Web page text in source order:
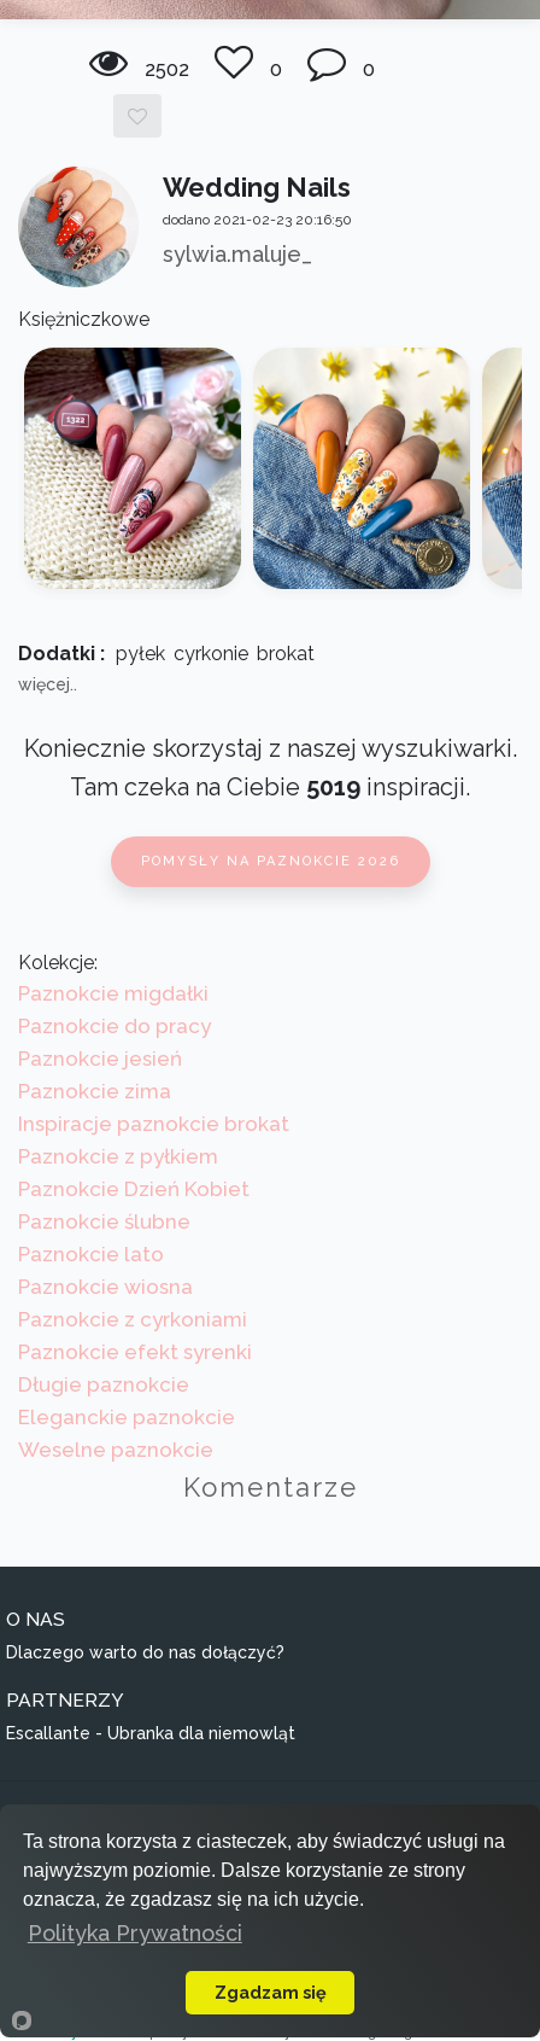
2502 0 0
Wedding Nails
dodano 2021-02-23 20:16:50
sylwia.maluje_
Księżniczkowe
Dodatki : pyłek cyrkonie brokat
więcej..
Koniecznie skorzystaj z naszej wyszukiwarki.
Tam czeka na Ciebie 5019 inspiracji.
POMYSŁY NA PAZNOKCIE 2026
Kolekcje:
Paznokcie migdałki
Paznokcie do pracy
Paznokcie jesień
Paznokcie zima
Inspiracje paznokcie brokat
Paznokcie z pyłkiem
Paznokcie Dzień Kobiet
Paznokcie ślubne
Paznokcie lato
Paznokcie wiosna
Paznokcie z cyrkoniami
Paznokcie efekt syrenki
Długie paznokcie
Eleganckie paznokcie
Weselne paznokcie
Komentarze
O NAS
Dlaczego warto do nas dołączyć?
PARTNERZY
Escallante - Ubranka dla niemowląt
Polityka prywatności
RODO
Inspiracje
© 2020 Copyright:Szponki.pl
Kolekcje
add_circle
Ta strona korzysta z ciasteczek, aby świadczyć usługi na
najwyższym poziomie. Dalsze korzystanie ze strony
oznacza, że zgadzasz się na ich użycie.
Polityka Prywatności
Zgadzam się